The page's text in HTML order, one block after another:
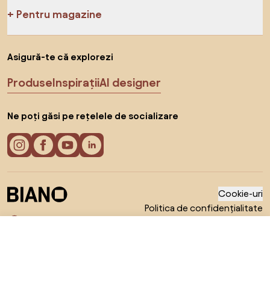
Pentru magazine
Asigură-te că explorezi
ProduseInspirațiiAI designer
Ne poți găsi pe rețelele de socializare
Cookie-uri
Politica de confidențialitate